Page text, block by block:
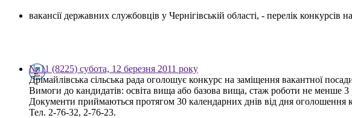
вакансії державних службовців у Чернігівській області, - перелік
№ 11 (8225) субота, 12 березня 2011 року
Дрімайлівська сільська рада оголошує конкурс на заміщення вакантної
Вимоги до кандидатів: освіта вища або базова вища, стаж роботи не менше
Документи приймаються протягом 30 календарних днів від дня оголошення
Тел. 2-76-32, 2-76-23.